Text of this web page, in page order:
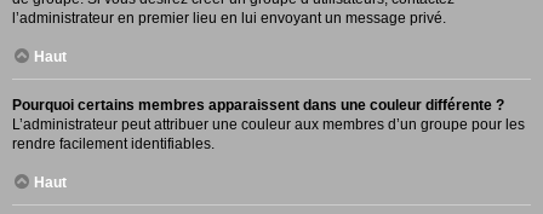
l’administrateur en premier lieu en lui envoyant un message privé.
Haut
Pourquoi certains membres apparaissent dans une couleur différente ?
L’administrateur peut attribuer une couleur aux membres d’un groupe pour les
rendre facilement identifiables.
Haut